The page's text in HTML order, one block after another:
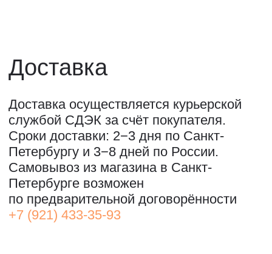
ОООО "СИЛА МЕСТА", ИНН: 7801287990,
ОГРН: 1157847294770, КОНТАКТНЫЙ ТЕЛЕФОН: +79117796395,
САНКТ-ПЕТЕРБУРГ, СЕВКАБЕЛЬ ПОРТ
КОЖЕВЕННАЯ УЛИЦА, 40Е
2-Й ЭТАЖ, ДОМОФОН 19#
ВКОНТАКТЕ↗ И
ПОЧТА:INFO@STREET-ART-STORAGE.COM,
PR@STREET-ART-STORAGE.COM
ДЛЯ ЗАПИСИ НА ЭКСКУРСИИ: +7 921 433-35-93
ПО ВОПРОСАМ ПРИОБРЕТЕНИЯ ИСКУССТВА:
+7 911 779-63-95